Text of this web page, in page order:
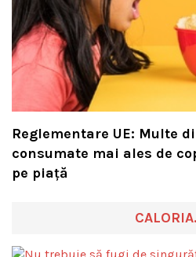
Reglementare UE: Multe
consumate mai ales de
pe piață